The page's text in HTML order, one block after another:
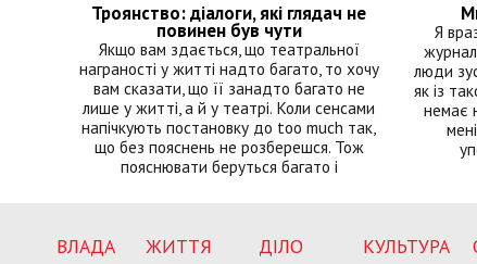
Троянство: діалоги, які глядач не
повинен був чути
Якщо вам здається, що театральної
награності у житті надто багато, то хочу
вам сказати, що її занадто багато не
лише у житті, а й у театрі. Коли сенсами
напічкують постановку до too much так,
що без пояснень не розберешся. Тож
пояснювати беруться багато і
Я
люди
як із
немає
ВЛАДА ЖИТТЯ ДІЛО КУЛЬТУРА